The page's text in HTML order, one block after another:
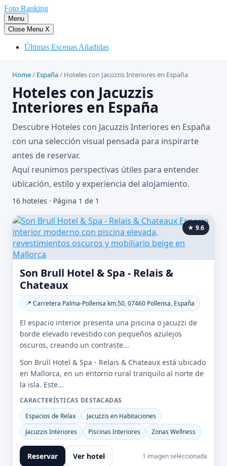
Saltar
al
contenido
Foto Ranking
Menu
Close Menu X
Últimas Escenas Añadidas
Home/ España/ Hoteles con Jacuzzis Interiores en España
Hoteles con Jacuzzis
Interiores en España
Descubre Hoteles con Jacuzzis Interiores en España
con una selección visual pensada para inspirarte
antes de reservar.
Aquí reunimos perspectivas útiles para entender
ubicación, estilo y experiencia del alojamiento.
16 hoteles · Página 1 de 1
★ 9.6
Son Brull Hotel & Spa - Relais &
Chateaux
📍 Carretera Palma-Pollensa km.50, 07460 Pollensa, España
El espacio interior presenta una piscina o jacuzzi de
borde elevado revestido con pequeños azulejos
oscuros, creando un contraste...
Son Brull Hotel & Spa - Relais & Chateaux está ubicado
en Mallorca, en un entorno rural tranquilo al norte de
la isla. Este...
CARACTERÍSTICAS DESTACADAS
Espacios de Relax
Jacuzzis en Habitaciones
Jacuzzis Interiores
Piscinas Interiores Zonas Wellness
Reservar Ver hotel 1 imagen seleccionada